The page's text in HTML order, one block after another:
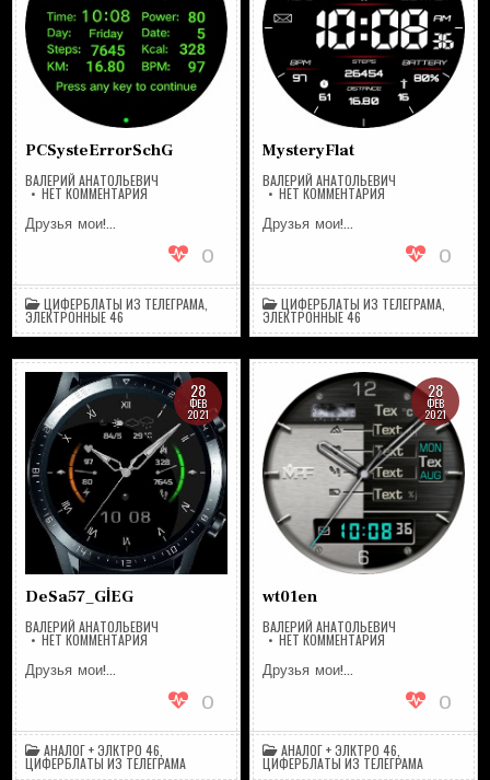
PCSysteErrorSchG
ВАЛЕРИЙ АНАТОЛЬЕВИЧ
НЕТ КОММЕНТАРИЯНА
PCSYSTEERRORSCHG
Друзья мои!…
0
ЦИФЕРБЛАТЫ ИЗ ТЕЛЕГРАМА
ЭЛЕКТРОННЫЕ 46
MysteryFlat
ВАЛЕРИЙ АНАТОЛЬЕВИЧ
НЕТ КОММЕНТАРИЯНА
Друзья мои!…
0
ЦИФЕРБЛАТЫ ИЗ ТЕЛЕГРАМА
ЭЛЕКТРОННЫЕ 46
28
ФЕВ
2021
DeSa57_GİEG
ВАЛЕРИЙ АНАТОЛЬЕВИЧ
НЕТ КОММЕНТАРИЯНА
Друзья мои!…
0
АНАЛОГ + ЭЛКТРО 46
ЦИФЕРБЛАТЫ ИЗ ТЕЛЕГРАМА
28
ФЕВ
2021
wt01en
ВАЛЕРИЙ АНАТОЛЬЕВИЧ
НЕТ КОММЕНТАРИЯНА
Друзья мои!…
0
АНАЛОГ + ЭЛКТРО 46
ЦИФЕРБЛАТЫ ИЗ ТЕЛЕГРАМА